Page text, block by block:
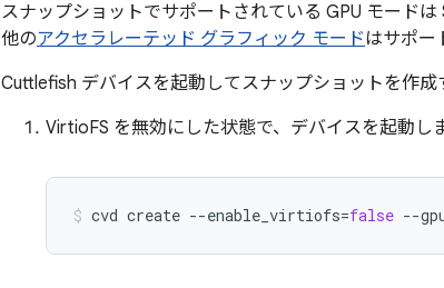
スナップショットでサポートされている GPU モードは
他のアクセラレーテッド グラフィック モードはサポー
Cuttlefish デバイスを起動してスナップショットを作成
VirtioFS を無効にした状態で、デバイスを起動し
cvd create --enable_virtiofs=false --